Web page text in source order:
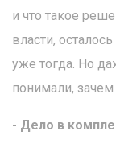
и что такое
власти,
уже тогда. Но
понимали,
- Дело в